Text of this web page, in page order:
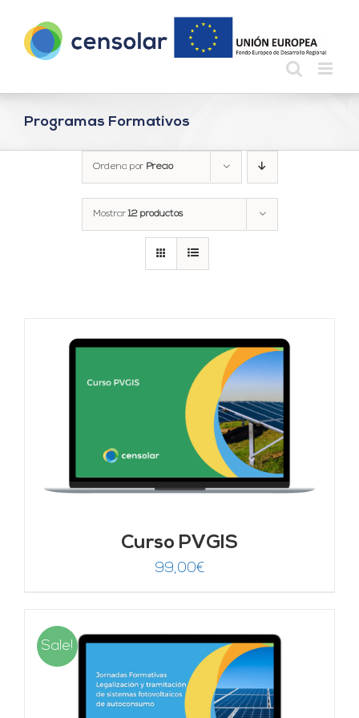
contenido
Programas Formativos
Ordena por Precio
Mostrar12 productos
Curso PVGIS
99,00€
Sale!